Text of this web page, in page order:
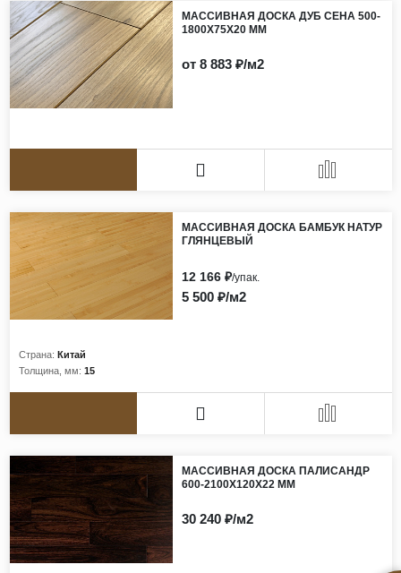
МАССИВНАЯ ДОСКА ДУБ СЕНА 500-
1800Х75Х20 ММ
от 8 883 ₽/м2
МАССИВНАЯ ДОСКА БАМБУК НАТУР
ГЛЯНЦЕВЫЙ
Страна: Китай
Толщина, мм: 15
5 500 ₽/м2
12 166 ₽/упак.
МАССИВНАЯ ДОСКА ПАЛИСАНДР
600-2100Х120Х22 ММ
30 240 ₽/м2